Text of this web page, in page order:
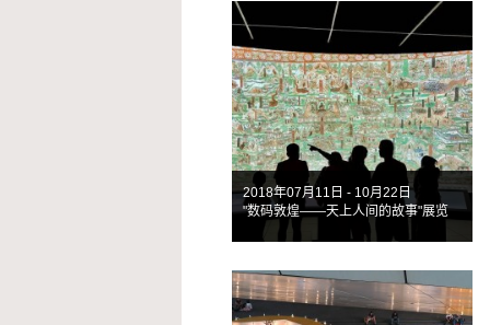
2018年07月11日 - 10月22日
"数码敦煌——天上人间的故事"展览